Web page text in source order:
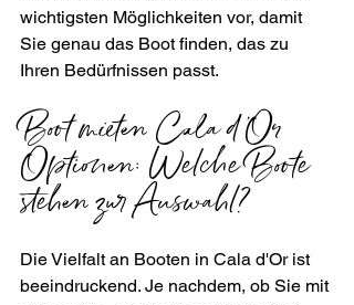
wichtigsten Möglichkeiten vor, damit
Sie genau das Boot finden, das zu
Ihren Bedürfnissen passt.
Boot mieten Cala d'Or
Optionen: Welche Boote
stehen zur Auswahl?
Die Vielfalt an Booten in Cala d'Or ist
beeindruckend. Je nachdem, ob Sie mit